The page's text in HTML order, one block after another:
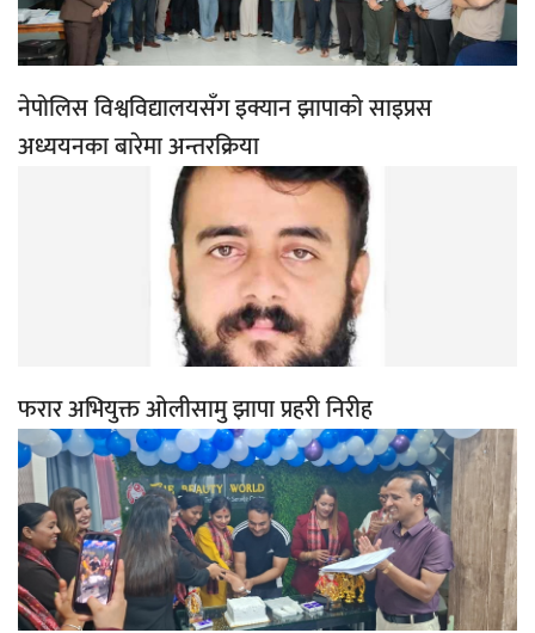
नेपोलिस विश्वविद्यालयसँग इक्यान झापाको साइप्रस
अध्ययनका बारेमा अन्तरक्रिया
फरार अभियुक्त ओलीसामु झापा प्रहरी निरीह